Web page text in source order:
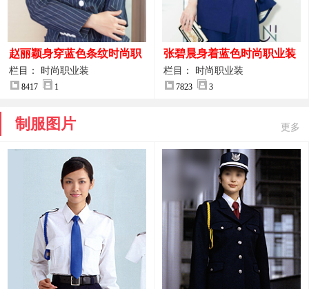
赵丽颖身穿蓝色条纹时尚职
业装图片
栏目： 时尚职业装
8417 1
张碧晨身着蓝色时尚职业装
服装图片
栏目： 时尚职业装
7823 3
制服图片 更多